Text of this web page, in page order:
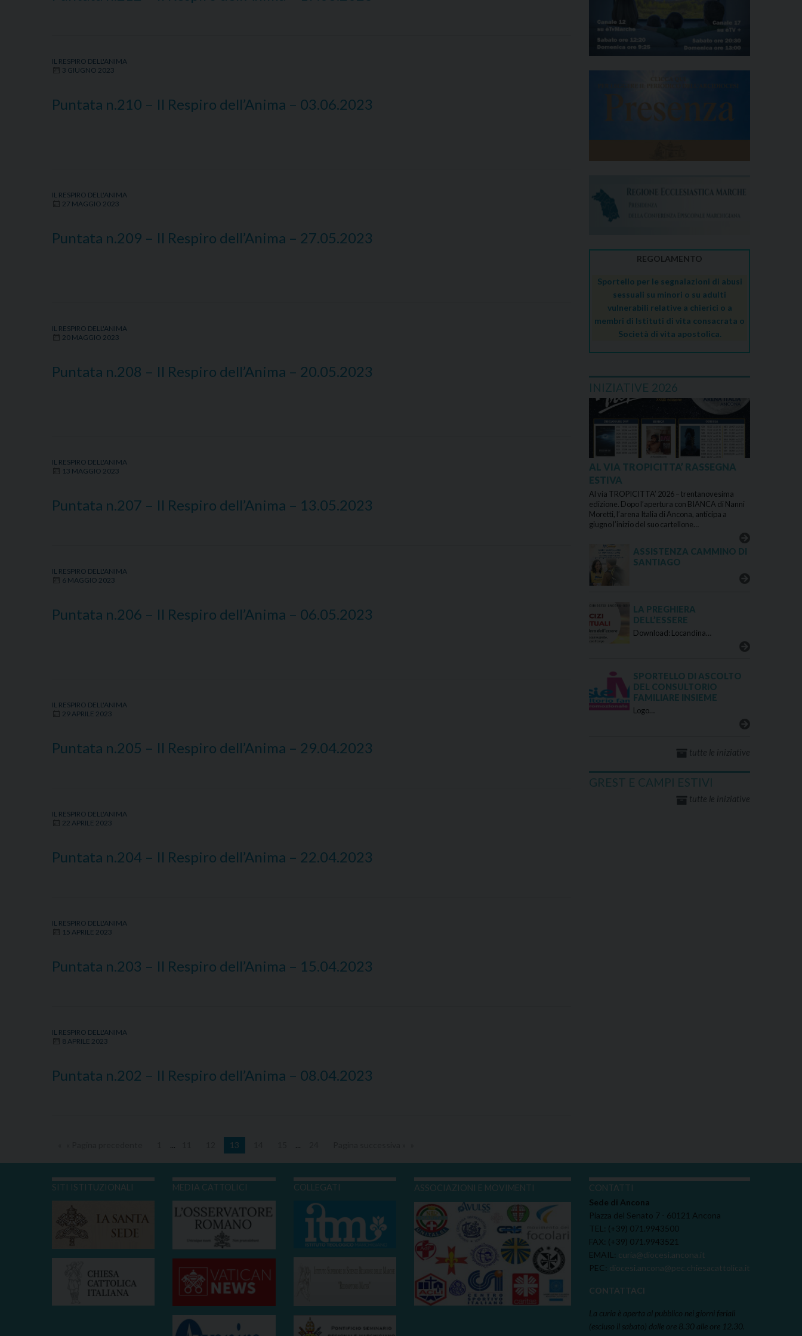
IL RESPIRO DELL'ANIMA
3 GIUGNO 2023
Puntata n.210 – Il Respiro dell’Anima – 03.06.2023
IL RESPIRO DELL'ANIMA
27 MAGGIO 2023
Puntata n.209 – Il Respiro dell’Anima – 27.05.2023
IL RESPIRO DELL'ANIMA
20 MAGGIO 2023
Puntata n.208 – Il Respiro dell’Anima – 20.05.2023
IL RESPIRO DELL'ANIMA
13 MAGGIO 2023
Puntata n.207 – Il Respiro dell’Anima – 13.05.2023
IL RESPIRO DELL'ANIMA
6 MAGGIO 2023
Puntata n.206 – Il Respiro dell’Anima – 06.05.2023
IL RESPIRO DELL'ANIMA
29 APRILE 2023
Puntata n.205 – Il Respiro dell’Anima – 29.04.2023
IL RESPIRO DELL'ANIMA
22 APRILE 2023
Puntata n.204 – Il Respiro dell’Anima – 22.04.2023
IL RESPIRO DELL'ANIMA
15 APRILE 2023
Puntata n.203 – Il Respiro dell’Anima – 15.04.2023
IL RESPIRO DELL'ANIMA
8 APRILE 2023
Puntata n.202 – Il Respiro dell’Anima – 08.04.2023
... 13 ...
REGOLAMENTO
Sportello per le segnalazioni di abusi
sessuali su minori o su adulti
vulnerabili relative a chierici o a
membri di Istituti di vita consacrata o
Società di vita apostolica.
INIZIATIVE 2026
AL VIA TROPICITTA’ RASSEGNA
ESTIVA
Al via TROPICITTA’ 2026 – trentanovesima
edizione. Dopo l’apertura con BIANCA di Nanni
Moretti, l’arena Italia di Ancona, anticipa a
giugno l’inizio del suo cartellone…
ASSISTENZA CAMMINO DI
SANTIAGO
LA PREGHIERA
DELL’ESSERE
Download: Locandina…
SPORTELLO DI ASCOLTO
DEL CONSULTORIO
FAMILIARE INSIEME
Logo…
tutte le iniziative
GREST E CAMPI ESTIVI
tutte le iniziative
SITI ISTITUZIONALI MEDIA CATTOLICI COLLEGATI ASSOCIAZIONI E MOVIMENTI
CONTATTI
Sede di Ancona
Piazza del Senato 7 - 60121 Ancona
TEL: (+39) 071.9943500
FAX: (+39) 071.9943521
EMAIL: curia@diocesi.ancona.it
PEC: diocesi.ancona@pec.chiesacattolica.it
CONTATTACI
La curia è aperta al pubblico nei giorni feriali
(escluso il sabato) dalle ore 8.30 alle ore 12.30.